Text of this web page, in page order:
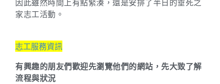
家志工活動。
志工服務資訊
有興趣的朋友們歡迎先瀏覽他們的網站，先大致了解
流程與狀況